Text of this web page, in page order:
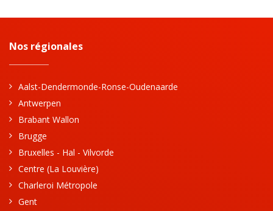
Nos régionales
Aalst-Dendermonde-Ronse-Oudenaarde
Antwerpen
Brabant Wallon
Brugge
Bruxelles - Hal - Vilvorde
Centre (La Louvière)
Charleroi Métropole
Gent